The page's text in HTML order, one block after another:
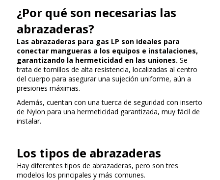
¿Por qué son necesarias las
abrazaderas?
Las abrazaderas para gas LP son ideales para
conectar mangueras a los equipos e instalaciones,
garantizando la hermeticidad en las uniones. Se
trata de tornillos de alta resistencia, localizadas al centro
del cuerpo para asegurar una sujeción uniforme, aún a
presiones máximas.
Además, cuentan con una tuerca de seguridad con inserto
de Nylon para una hermeticidad garantizada, muy fácil de
instalar.
Los tipos de abrazaderas
Hay diferentes tipos de abrazaderas, pero son tres
modelos los principales y más comunes.